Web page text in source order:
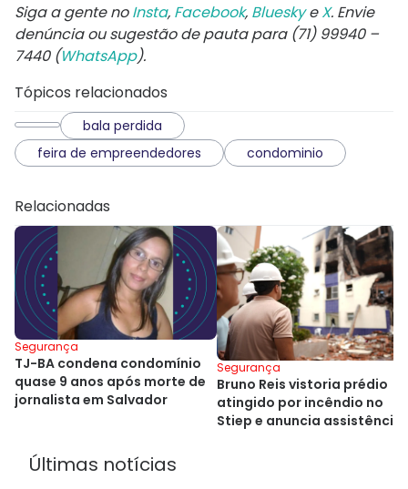
Siga a gente noInsta, Facebook, BlueskyeX. Envie
denúncia ou sugestão de pauta para (71) 99940 –
7440 (WhatsApp).
Tópicos relacionados
bala perdida
feira de empreendedores
condominio
Relacionadas
Segurança
TJ-BA condena condomínio
quase 9 anos após morte de
jornalista em Salvador
Segurança
Bruno Reis vistoria prédio
atingido por incêndio no
Stiep e anuncia assistência
Últimas notícias